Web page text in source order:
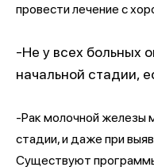
провести лечение с
-Не у всех больных
начальной стадии,
-Рак молочной железы
стадии, и даже при
Существуют